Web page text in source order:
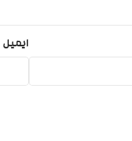
ایمیل